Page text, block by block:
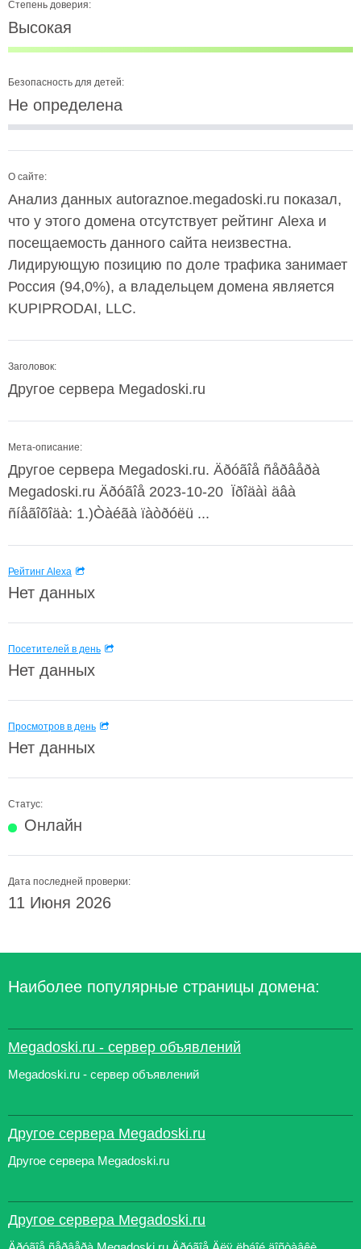
Степень доверия:
Высокая
Безопасность для детей:
Не определена
О сайте:
Анализ данных autoraznoe.megadoski.ru показал,
что у этого домена отсутствует рейтинг Alexa и
посещаемость данного сайта неизвестна.
Лидирующую позицию по доле трафика занимает
Россия (94,0%), а владельцем домена является
KUPIPRODAI, LLC.
Заголовок:
Другое сервера Megadoski.ru
Мета-описание:
Другое сервера Megadoski.ru. Äðóãîå ñåðâåðà
Megadoski.ru Äðóãîå 2023-10-20 Ïðîäàì äâà
ñíåãîõîäà: 1.)Òàéãà ïàòðóëü ...
Рейтинг Alexa
Нет данных
Посетителей в день
Нет данных
Просмотров в день
Нет данных
Статус:
Онлайн
Дата последней проверки:
11 Июня 2026
Наиболее популярные страницы домена:
Megadoski.ru - сервер объявлений
Megadoski.ru - сервер объявлений
Другое сервера Megadoski.ru
Другое сервера Megadoski.ru
Другое сервера Megadoski.ru